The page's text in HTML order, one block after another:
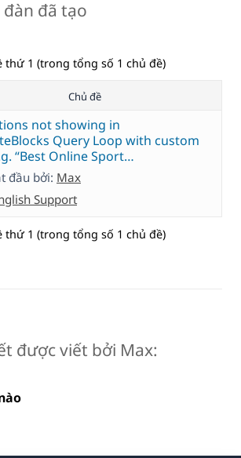
đàn đã tạo
thứ 1 (trong tổng số 1 chủ đề)
Chủ đề
not showing in
Query Loop with custom
“Best Online Sport…
đầu bởi: Max
Support
thứ 1 (trong tổng số 1 chủ đề)
được viết bởi Max: